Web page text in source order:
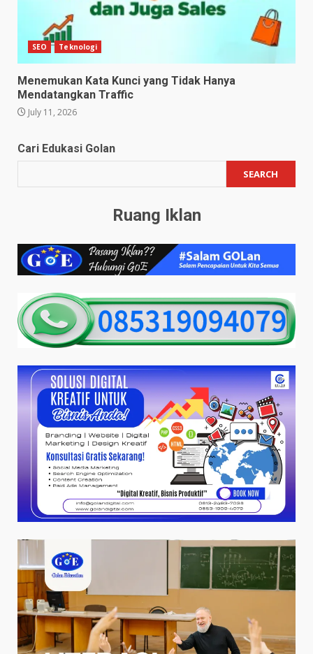
SEO Teknologi
Menemukan Kata Kunci yang Tidak Hanya
Mendatangkan Traffic
July 11, 2026
Cari Edukasi Golan
SEARCH
Ruang Iklan